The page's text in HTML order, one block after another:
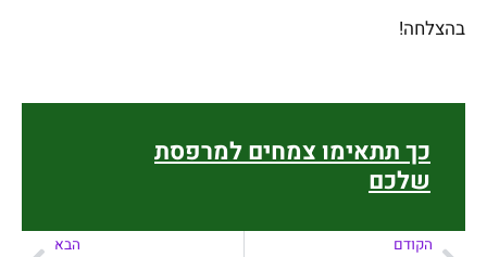
בהצלחה!
כך תתאימו צמחים למרפסת
שלכם
הקודם הבא